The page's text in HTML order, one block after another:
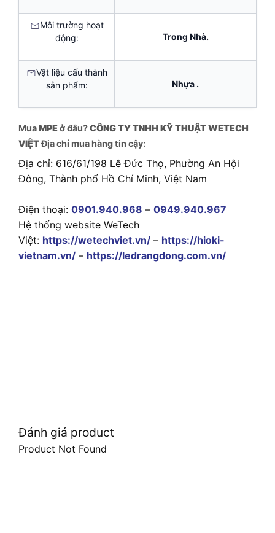
Môi trường hoạt
động:
Trong Nhà.
Vật liệu cấu thành
sản phẩm:
Nhựa .
MuaMPEở đâu?CÔNG TY TNHH KỸ THUẬT WETECH
VIỆTĐịa chỉ mua hàng tin cậy:
Địa chỉ: 616/61/198 Lê Đức Thọ, Phường An Hội
Đông, Thành phố Hồ Chí Minh, Việt Nam
Điện thoại: 0901.940.968 – 0949.940.967
Hệ thống website WeTech
Việt: https://wetechviet.vn/ – https://hioki-
vietnam.vn/ – https://ledrangdong.com.vn/
Đánh giá product
Product Not Found